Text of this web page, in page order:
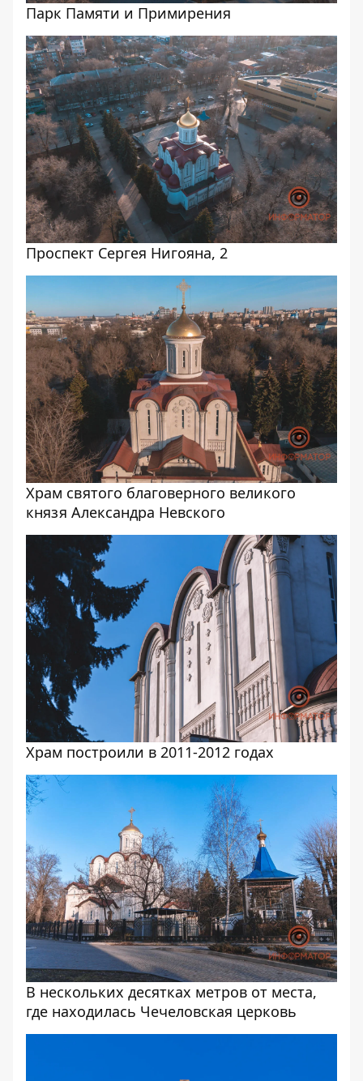
Парк Памяти и Примирения
Проспект Сергея Нигояна, 2
Храм святого благоверного великого
князя Александра Невского
Храм построили в 2011-2012 годах
В нескольких десятках метров от места,
где находилась Чечеловская церковь